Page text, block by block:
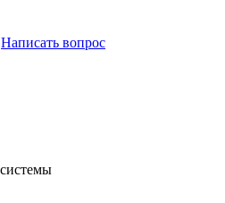
Написать вопрос